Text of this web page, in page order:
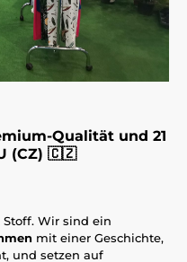
Qualität und 21
(CZ) 🇨🇿
Wir sind ein
mit einer Geschichte,
und setzen auf